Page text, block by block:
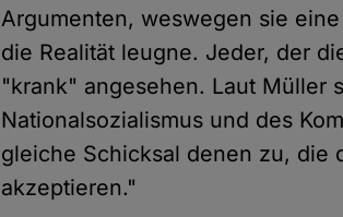
Argumenten, weswegen sie
die Realität leugne. Jeder, der
"krank" angesehen. Laut Müller
Nationalsozialismus und des
gleiche Schicksal denen zu, die
akzeptieren."